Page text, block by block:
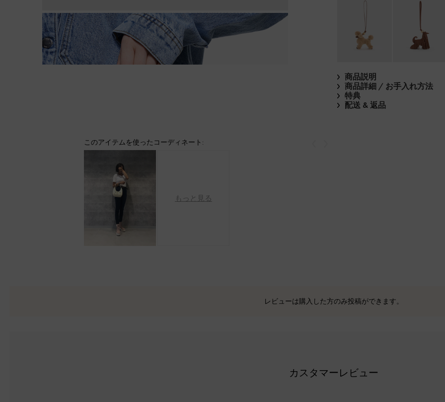
商品説明
商品詳細 / お手入れ方法
特典
配送 & 返品
このアイテムを使ったコーディネート:
もっと見る
レビューは購入した方のみ投稿ができます。
カスタマーレビュー